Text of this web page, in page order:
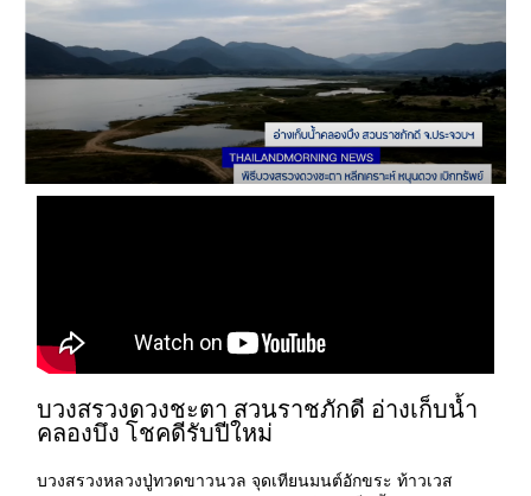
บวงสรวงดวงชะตา สวนราชภักดี อ่างเก็บน้ำ
คลองบึง โชคดีรับปีใหม่
บวงสรวงหลวงปู่ทวดขาวนวล จุดเทียนมนต์อักขระ ท้าวเวส